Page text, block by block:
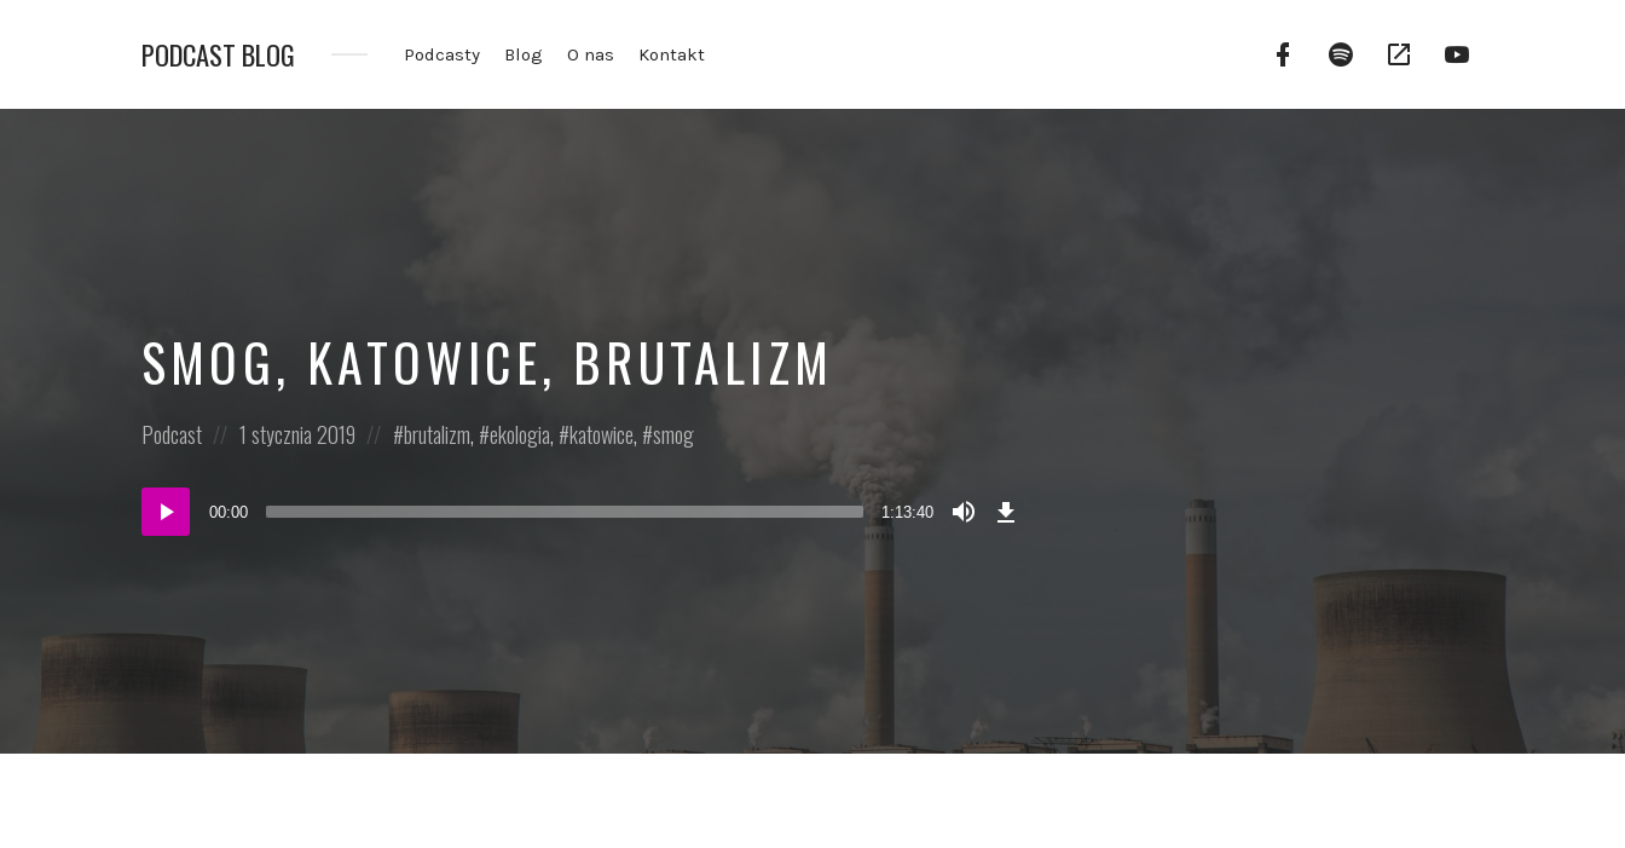
PODCAST BLOG
o
Podcasty Blog O nas Kontakt
Facebook
Fanpage
Spotify
Google
Podcasts
SMOG, KATOWICE, BRUTALIZM
Posted
Podcast
Posted
1 stycznia 2019
Posted
brutalizm, ekologia, katowice, smog
Odtwarzacz
plików
00:00 1:13:40